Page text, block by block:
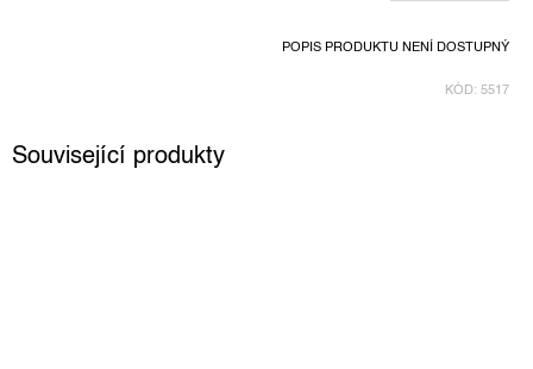
POPIS PRODUKTU NENÍ DOSTUPNÝ
KÓD: 5517
Související produkty